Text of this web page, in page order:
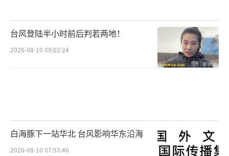
台风登陆半小时前后判若两地！
2026-08-10 09:02:24
白海豚下一站华北 台风影响华东沿海
2026-08-10 07:53:46